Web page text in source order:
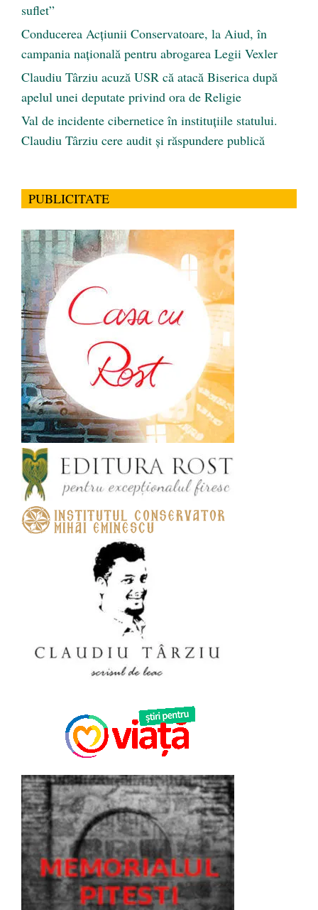
suflet”
Conducerea Acțiunii Conservatoare, la Aiud, în
campania națională pentru abrogarea Legii Vexler
Claudiu Târziu acuză USR că atacă Biserica după
apelul unei deputate privind ora de Religie
Val de incidente cibernetice în instituțiile statului.
Claudiu Târziu cere audit și răspundere publică
PUBLICITATE